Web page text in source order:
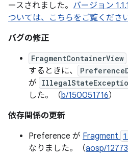
ースされました。 バージョン
ついては、こちらをご覧くださ
バグの修正
FragmentContainerView
するときに、
が
した。（b/150051716）
依存関係の更新
Preference が Fragment
なりました。（aosp/